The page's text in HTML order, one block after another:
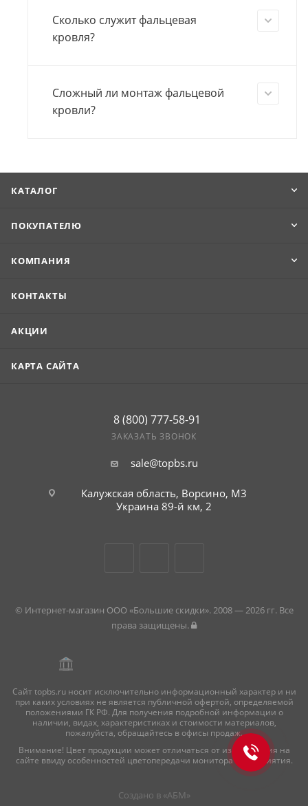
Сколько служит фальцевая
кровля?
Сложный ли монтаж фальцевой
кровли?
КАТАЛОГ
ПОКУПАТЕЛЮ
КОМПАНИЯ
КОНТАКТЫ
АКЦИИ
КАРТА САЙТА
8 (800) 777-58-91
ЗАКАЗАТЬ ЗВОНОК
sale@topbs.ru
Калужская область, Ворсино, М3
Украина 89-й км, 2
© Интернет-магазин ООО «Большие скидки». 2008 — 2026 гг. Все
права защищены.
Сайт topbs.ru носит исключительно информационный характер и ни
при каких условиях не является публичной офертой, определяемой
положениями ГК РФ. Для получения подробной информации о
наличии, видах, характеристиках и стоимости материалов,
пожалуйста, обращайтесь в офисы продаж.
Внимание! Цвет продукции может отличаться от изображения на
сайте ввиду особенностей цветопередачи монитора и восприятия.
Создано в «АБМ»